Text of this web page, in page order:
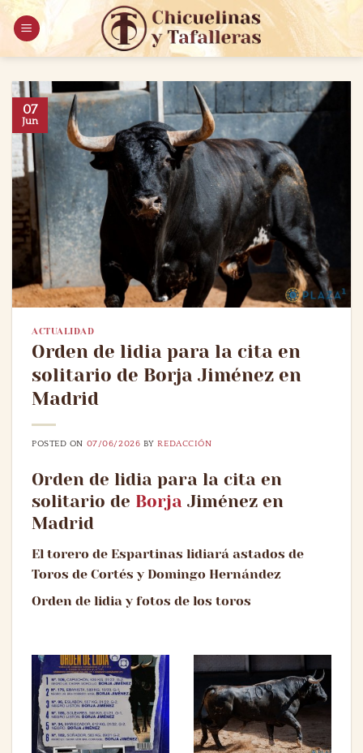
Saltar
contenido
07
Jun
ACTUALIDAD
Orden de lidia para la cita en
solitario de Borja Jiménez en
Madrid
POSTED ON 07/06/2026 BYREDACCIÓN
Orden de lidia para la cita en
solitario de Borja Jiménez en
Madrid
El torero de Espartinas lidiará astados de
Toros de Cortés y Domingo Hernández
Orden de lidia y fotos de los toros